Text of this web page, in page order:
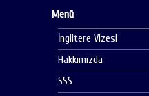
Menü
İngiltere Vizesi
Hakkımızda
SSS